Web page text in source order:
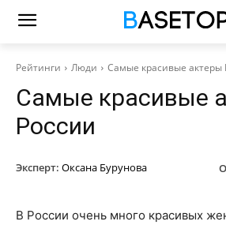
Рейтинги Люди Самые красивые актеры
Самые красивые
России
Эксперт: Оксана Бурунова
В России очень много красивых